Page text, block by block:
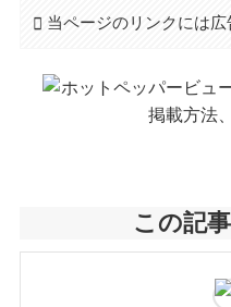
当ページのリンクには広
この記